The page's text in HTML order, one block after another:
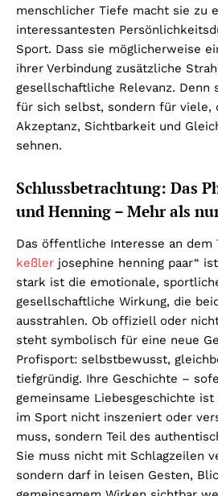
menschlicher Tiefe macht sie zu
interessantesten
Sport. Dass sie möglicherweise
ihrer Verbindung zusätzliche
gesellschaftliche Relevanz. Denn
für sich selbst, sondern für viele,
Akzeptanz, Sichtbarkeit und
sehnen.
Schlussbetrachtung: Das
und Henning – Mehr als
Das öffentliche Interesse an dem
keßler josephine henning paar“
stark ist die emotionale,
gesellschaftliche Wirkung, die
ausstrahlen. Ob offiziell oder
steht symbolisch für eine neue
Profisport: selbstbewusst,
tiefgründig. Ihre Geschichte –
gemeinsame Liebesgeschichte
im Sport nicht inszeniert oder
muss, sondern Teil des
Sie muss nicht mit Schlagzeilen
sondern darf in leisen Gesten,